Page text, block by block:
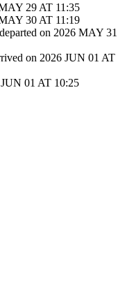
29 AT 11:35
30 AT 11:19
on 2026 MAY 31
on 2026 JUN 01 AT
01 AT 10:25